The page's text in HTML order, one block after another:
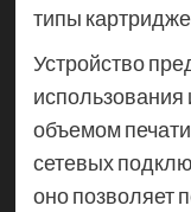
типы
Устройство
объемом
сетевых
оно позволяет